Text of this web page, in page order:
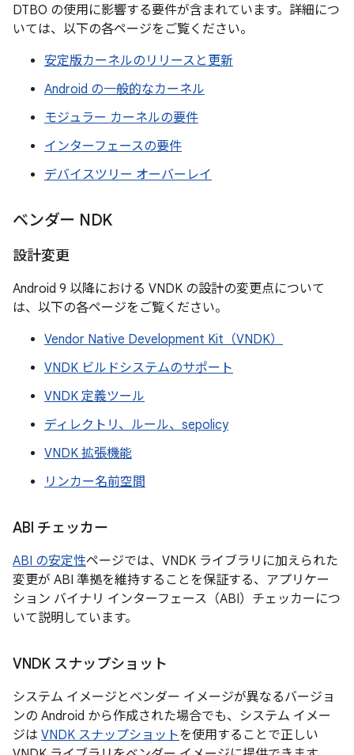
DTBO の使用に影響する要件が含まれています。詳細につ
いては、以下の各ページをご覧ください。
安定版カーネルのリリースと更新
Android の一般的なカーネル
モジュラー カーネルの要件
インターフェースの要件
デバイスツリー オーバーレイ
ベンダー NDK
設計変更
Android 9 以降における VNDK の設計の変更点について
は、以下の各ページをご覧ください。
Vendor Native Development Kit（VNDK）
VNDK ビルドシステムのサポート
VNDK 定義ツール
ディレクトリ、ルール、sepolicy
VNDK 拡張機能
リンカー名前空間
ABI チェッカー
ABI の安定性ページでは、VNDK ライブラリに加えられた
変更が ABI 準拠を維持することを保証する、アプリケー
ション バイナリ インターフェース（ABI）チェッカーにつ
いて説明しています。
VNDK スナップショット
システム イメージとベンダー イメージが異なるバージョ
ンの Android から作成された場合でも、システム イメー
ジは VNDK スナップショットを使用することで正しい